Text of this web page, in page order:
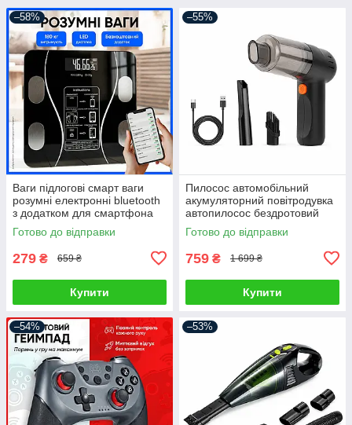
–58%
Ваги підлогові смарт ваги
розумні електронні bluetooth
з додатком для смартфона
для дому
Готово до відправки
279 ₴ 659 ₴
Купити
–55%
Пилосос автомобільний
акумуляторний повітродувка
автопилосос бездротовий
портативний ручний для
сухого прибирання міні
Готово до відправки
759 ₴ 1 699 ₴
Купити
–54% –53%